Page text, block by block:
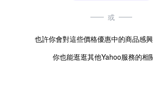
或
也許你會對這些價格優惠中的商品感興
你也能逛逛其他Yahoo服務的相